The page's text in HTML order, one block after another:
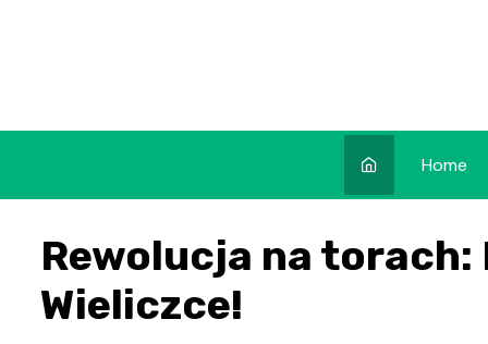
Home
Rewolucja na torach:
Wieliczce!